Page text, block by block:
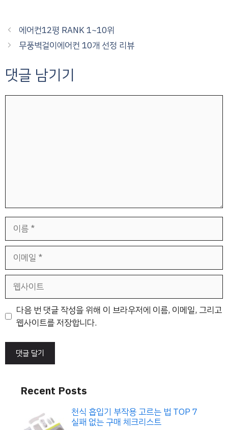
에어컨12평 RANK 1~10위
무풍벽걸이에어컨 10개 선정 리뷰
댓글 남기기
일
트
다음 번 댓글 작성을 위해 이 브라우저에 이름, 이메일, 그리고
웹사이트를 저장합니다.
Recent Posts
천식 흡입기 부작용 고르는 법 TOP 7
실패 없는 구매 체크리스트